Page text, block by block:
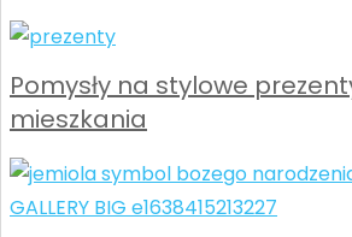
Pomysły na stylowe
mieszkania